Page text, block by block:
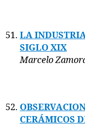
LA
SIGLO XIX
Marcelo
CERÁMICOS